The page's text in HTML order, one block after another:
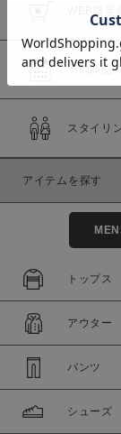
商品タイプ
通常
セー
在庫
在庫
予約商品
スタイリ
アイテムを探す
トップス
アウター
パンツ
シューズ